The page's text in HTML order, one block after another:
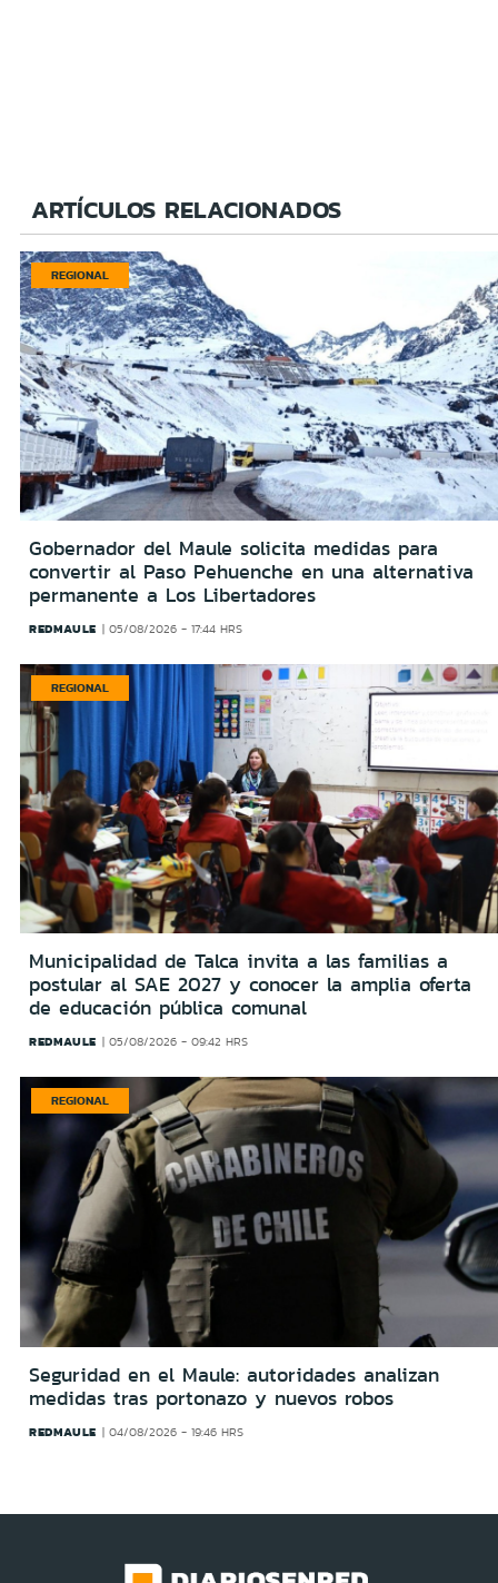
ARTÍCULOS RELACIONADOS
REGIONAL
Gobernador del Maule solicita medidas para
convertir al Paso Pehuenche en una alternativa
permanente a Los Libertadores
REDMAULE 05/08/2026 - 17:44 HRS
REGIONAL
Municipalidad de Talca invita a las familias a
postular al SAE 2027 y conocer la amplia oferta
de educación pública comunal
REDMAULE 05/08/2026 - 09:42 HRS
REGIONAL
Seguridad en el Maule: autoridades analizan
medidas tras portonazo y nuevos robos
REDMAULE 04/08/2026 - 19:46 HRS